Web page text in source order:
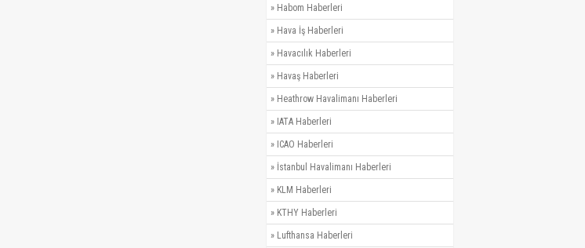
» Habom Haberleri
» Hava İş Haberleri
» Havacılık Haberleri
» Havaş Haberleri
» Heathrow Havalimanı Haberleri
» IATA Haberleri
» ICAO Haberleri
» İstanbul Havalimanı Haberleri
» KLM Haberleri
» KTHY Haberleri
» Lufthansa Haberleri